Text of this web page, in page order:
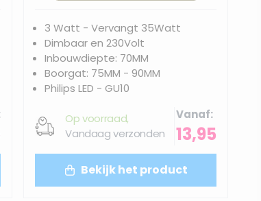
3 Watt - Vervangt 35Watt
Dimbaar en 230Volt
Inbouwdiepte: 70MM
Boorgat: 75MM - 90MM
Philips LED - GU10
Op voorraad,
Vandaag verzonden
Vanaf
13,95
Bekijk het product